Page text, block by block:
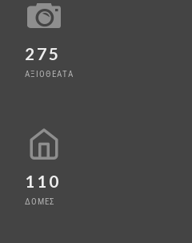
275
ΑΞΙΟΘΕΑΤΑ
110
ΔΟΜΕΣ